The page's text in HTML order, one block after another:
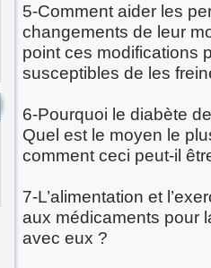
5-Comment aider les
changements de leur
point ces modifications
susceptibles de les
6-Pourquoi le diabète
Quel est le moyen le
comment ceci peut-il
7-L’alimentation et
aux médicaments pour
avec eux ?